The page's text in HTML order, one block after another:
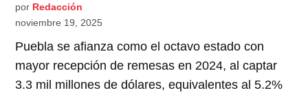
por Redacción
noviembre 19, 2025
Puebla se afianza como el octavo estado con
mayor recepción de remesas en 2024, al captar
3.3 mil millones de dólares, equivalentes al 5.2%